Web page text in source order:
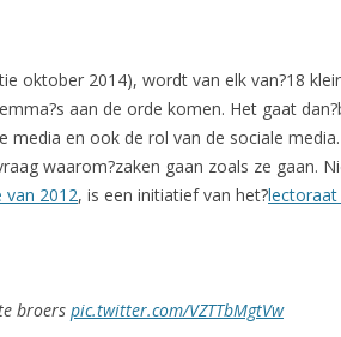
oktober 2014), wordt van elk van?18
aan de orde komen. Het gaat
en ook de rol van de sociale
waarom?zaken gaan zoals ze gaan.
van 2012, is een initiatief van het?lectoraat
broers pic.twitter.com/VZTTbMgtVw